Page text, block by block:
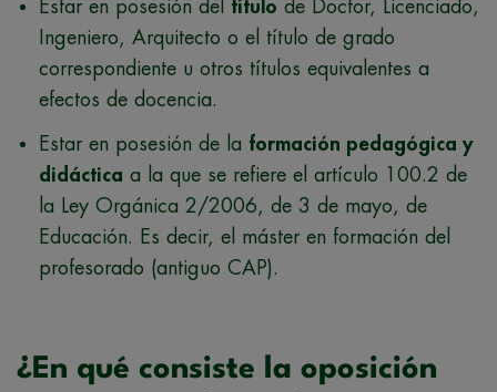
Estar en posesión del título de Doctor, Licenciado,
Ingeniero, Arquitecto o el título de grado
correspondiente u otros títulos equivalentes a
efectos de docencia.
Estar en posesión de la formación pedagógica y
didáctica a la que se refiere el artículo 100.2 de
la Ley Orgánica 2/2006, de 3 de mayo, de
Educación. Es decir, el máster en formación del
profesorado (antiguo CAP).
¿En qué consiste la oposición